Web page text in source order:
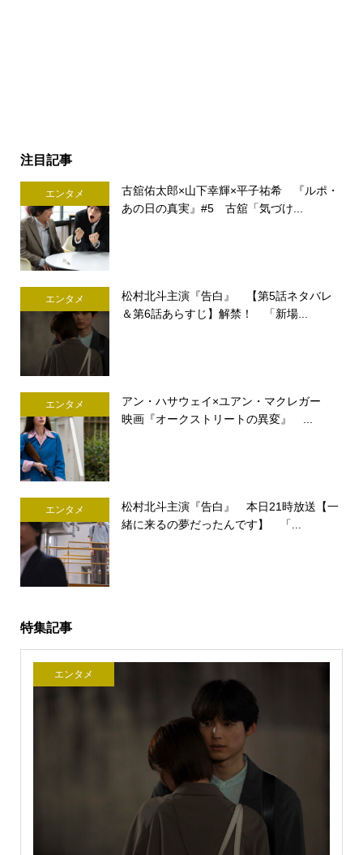
注目記事
エンタメ
古舘佑太郎×山下幸輝×平子祐希 『ルポ・
あの日の真実』#5 古舘「気づけ...
エンタメ
松村北斗主演『告白』 【第5話ネタバレ
＆第6話あらすじ】解禁！ 「新場...
エンタメ
アン・ハサウェイ×ユアン・マクレガー
映画『オークストリートの異変』 ...
エンタメ
松村北斗主演『告白』 本日21時放送【一
緒に来るの夢だったんです】 「...
特集記事
エンタメ